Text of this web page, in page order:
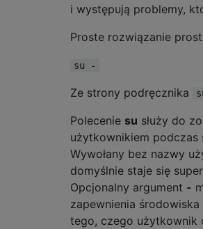
i występują problemy,
Proste rozwiązanie
su -
Ze strony podręcznika
Polecenie su służy do
użytkownikiem podczas
Wywołany bez nazwy
domyślnie staje się
Opcjonalny argument -
zapewnienia
tego, czego użytkownik